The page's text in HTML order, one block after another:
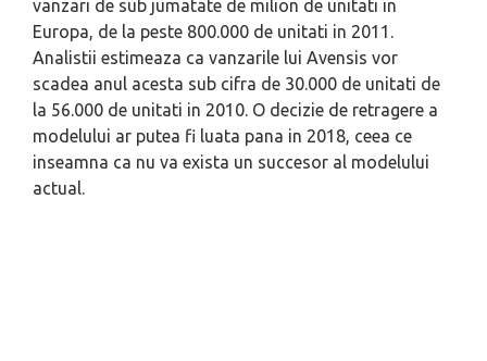
vanzari de sub jumatate de milion de unitati in
Europa, de la peste 800.000 de unitati in 2011.
Analistii estimeaza ca vanzarile lui Avensis vor
scadea anul acesta sub cifra de 30.000 de unitati de
la 56.000 de unitati in 2010. O decizie de retragere a
modelului ar putea fi luata pana in 2018, ceea ce
inseamna ca nu va exista un succesor al modelului
actual.